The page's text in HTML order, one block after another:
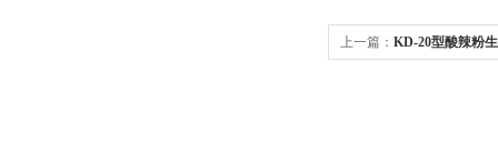
上一篇： KD-20型酸辣粉